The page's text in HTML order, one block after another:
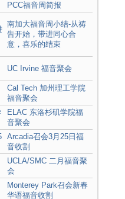
PCC福音周简报
南加大福音周小结-从祷
告开始，带进同心合
意，喜乐的结束
UC Irvine 福音聚会
Cal Tech 加州理工学院
福音聚会
ELAC 东洛杉矶学院福
音聚会
Arcadia召会3月25日福
音收割
UCLA/SMC 二月福音聚
会
Monterey Park召会新春
华语福音收割